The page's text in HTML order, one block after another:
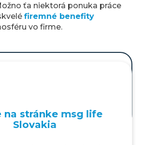
ťa niektorá ponuka práce
firemné benefity
vo firme.
na stránke msg life
Slovakia